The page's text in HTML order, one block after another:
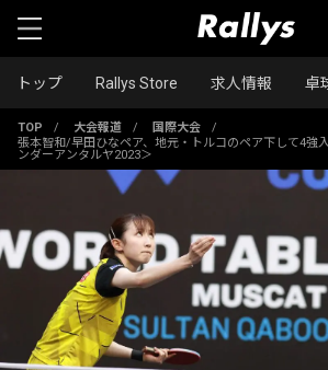
トップ Rallys Store 求人情報 卓
TOP / 大会報道 / 国際大会
/
張本智和/早田ひなペア、地元・トルコのペア下して4強
ンダーアンタルヤ2023＞